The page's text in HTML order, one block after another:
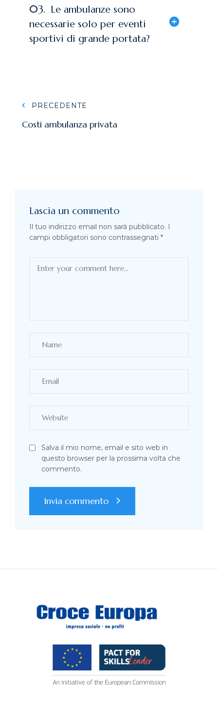
03. Le ambulanze sono
necessarie solo per eventi
sportivi di grande portata?
PRECEDENTE
Costi ambulanza privata
Lascia un commento
Il tuo indirizzo email non sarà pubblicato. I
campi obbligatori sono contrassegnati *
Salva il mio nome, email e sito web in
questo browser per la prossima volta che
commento.
Invia commento